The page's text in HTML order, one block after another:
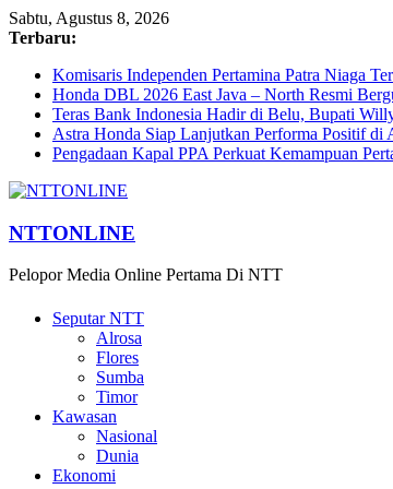
Sabtu, Agustus 8, 2026
Terbaru:
Komisaris Independen Pertamina Patra Niaga
Honda DBL 2026 East Java – North Resmi
Teras Bank Indonesia Hadir di Belu, Bupati
Astra Honda Siap Lanjutkan Performa Positif di
Pengadaan Kapal PPA Perkuat Kemampuan
NTTONLINE
Pelopor Media Online Pertama Di NTT
Seputar NTT
Alrosa
Flores
Sumba
Timor
Kawasan
Nasional
Dunia
Ekonomi